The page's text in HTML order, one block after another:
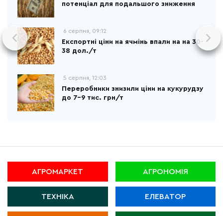
потенціал для подальшого зниження
6 серпня, 09:12
Експортні ціни на ячмінь впали на на 30-
38 дол./т
5 серпня, 12:03
Переробники знизили ціни на кукурудзу
до 7-9 тис. грн/т
АГРОМАРКЕТ АГРОНОМІЯ
ТЕХНІКА ЕЛЕВАТОР